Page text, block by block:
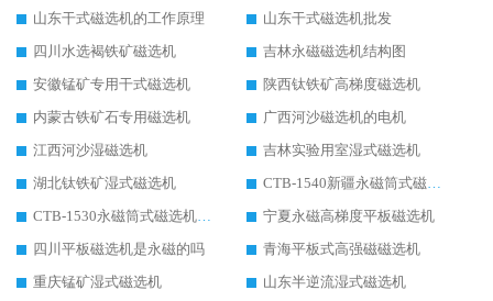
山东干式磁选机的工作原理
山东干式磁选机批发
四川水选褐铁矿磁选机
吉林永磁磁选机结构图
安徽锰矿专用干式磁选机
陕西钛铁矿高梯度磁选机
内蒙古铁矿石专用磁选机
广西河沙磁选机的电机
江西河沙湿磁选机
吉林实验用室湿式磁选机
湖北钛铁矿湿式磁选机
CTB-1540新疆永磁筒式磁选机
CTB-1530永磁筒式磁选机代理商
宁夏永磁高梯度平板磁选机
四川平板磁选机是永磁的吗
青海平板式高强磁磁选机
重庆锰矿湿式磁选机
山东半逆流湿式磁选机